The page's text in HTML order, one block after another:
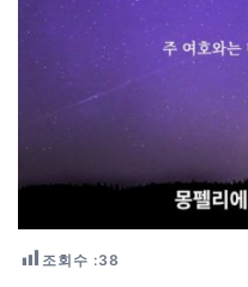
조회수 :38